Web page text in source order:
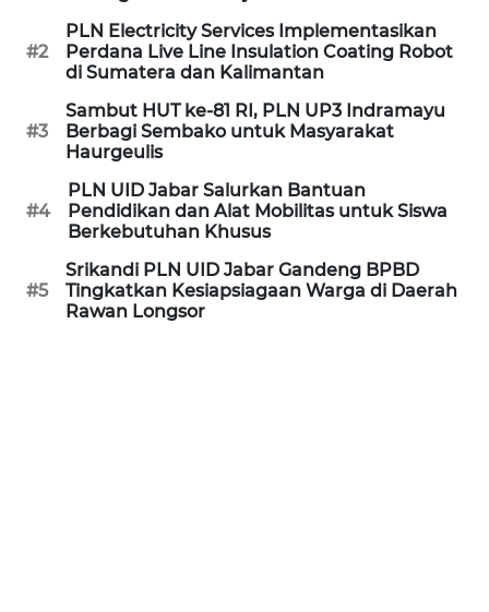
#2
PLN Electricity Services Implementasikan
Perdana Live Line Insulation Coating Robot
di Sumatera dan Kalimantan
#3
Sambut HUT ke-81 RI, PLN UP3 Indramayu
Berbagi Sembako untuk Masyarakat
Haurgeulis
#4
PLN UID Jabar Salurkan Bantuan
Pendidikan dan Alat Mobilitas untuk Siswa
Berkebutuhan Khusus
#5
Srikandi PLN UID Jabar Gandeng BPBD
Tingkatkan Kesiapsiagaan Warga di Daerah
Rawan Longsor
WN
NTT
WN
KEPRI
WN
PAPUA
WN
PAPUA